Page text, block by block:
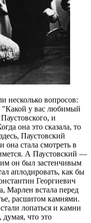
несколько вопросов:
"Какой у вас любимый
и
она это сказала, то
Паустовский
она стала смотреть в
А Паустовский —
он был застенчивым
аплодировать, как бы
Георгиевич
Марлен встала перед
расшитом камнями.
лопаться и камни
что это